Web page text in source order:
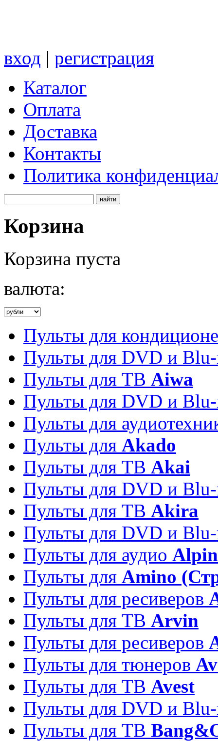
вход | регистрация
Каталог
Оплата
Доставка
Контакты
Политика
Корзина
Корзина пуста
валюта:
Пульты для
Пульты для DVD и
Пульты для ТВ Aiwa
Пульты для DVD и
Пульты для
Пульты для Akado
Пульты для ТВ Akai
Пульты для DVD и
Пульты для ТВ Akira
Пульты для DVD и
Пульты для аудио
Пульты для Amino
Пульты для ресиверов
Пульты для ТВ Arvin
Пульты для ресиверов
Пульты для тюнеров
Пульты для ТВ Avest
Пульты для DVD и
Пульты для ТВ